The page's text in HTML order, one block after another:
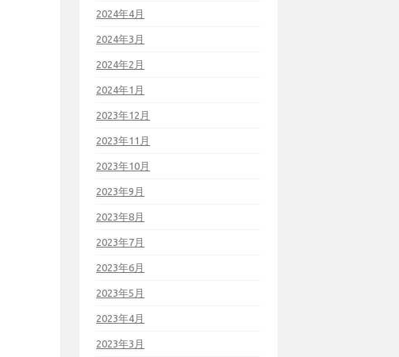
2024年4月
2024年3月
2024年2月
2024年1月
2023年12月
2023年11月
2023年10月
2023年9月
2023年8月
2023年7月
2023年6月
2023年5月
2023年4月
2023年3月